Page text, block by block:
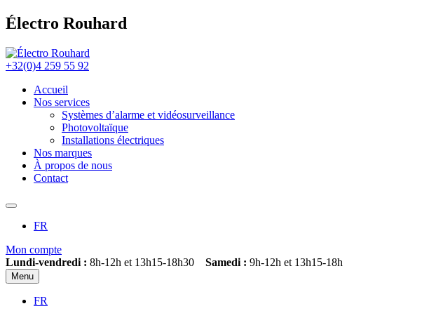
Électro Rouhard
+32(0)4 259 55 92
Accueil
Nos services
Systèmes d’alarme et vidéosurveillance
Photovoltaïque
Installations électriques
Nos marques
À propos de nous
Contact
FR
Mon compte
Lundi-vendredi : 8h-12h et 13h15-18h30 Samedi : 9h-12h et 13h15-18h
Menu
FR